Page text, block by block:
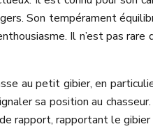
Son tempérament
Il n’est pas
au petit gibier, en
sa position au
rapportant le